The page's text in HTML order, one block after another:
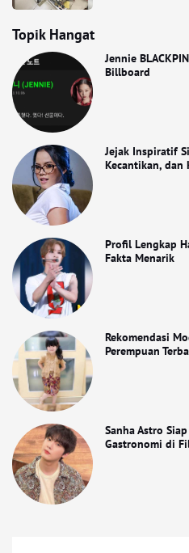
Topik Hangat
Jennie
Billboard
Jejak Inspiratif
Kecantikan, dan
Profil Lengkap
Fakta Menarik
Rekomendasi
Perempuan
Sanha Astro
Gastronomi di